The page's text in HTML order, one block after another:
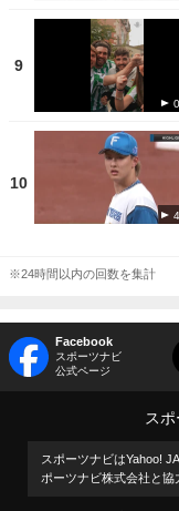
9
10
※24時間以内の回数を集計
Facebook
スポーツナビ
公式ページ
ス
スポーツナビはYahoo!
ポーツナビ株式会社と協